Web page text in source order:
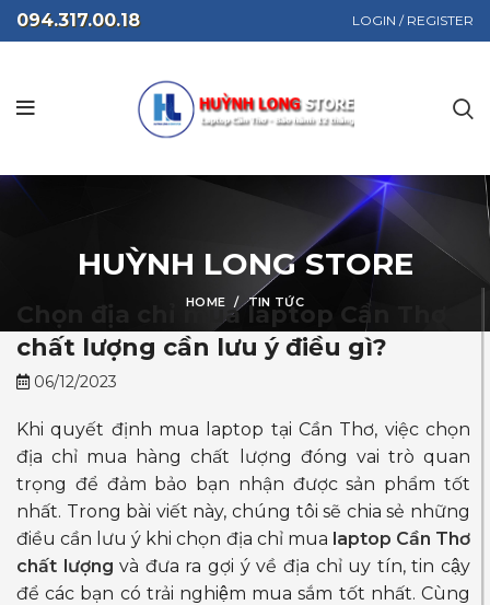
094.317.00.18 LOGIN / REGISTER
HUỲNH LONG STORE
HOME TIN TỨC
Chọn địa chỉ mua laptop Cần Thơ
chất lượng cần lưu ý điều gì?
06/12/2023
Khi quyết định mua laptop tại Cần Thơ, việc chọn
địa chỉ mua hàng chất lượng đóng vai trò quan
trọng để đảm bảo bạn nhận được sản phẩm tốt
nhất. Trong bài viết này, chúng tôi sẽ chia sẻ những
điều cần lưu ý khi chọn địa chỉ mua laptop Cần Thơ
chất lượng và đưa ra gợi ý về địa chỉ uy tín, tin cậy
để các bạn có trải nghiệm mua sắm tốt nhất. Cùng